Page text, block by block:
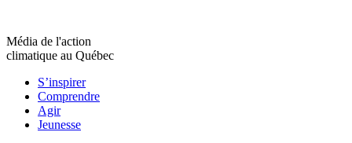
Média de l'action
climatique au Québec
S’inspirer
Comprendre
Agir
Jeunesse